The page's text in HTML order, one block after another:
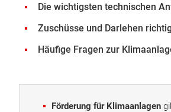
Die wichtigsten technischen
Zuschüsse und Darlehen
Häufige Fragen zur
Förderung für Klimaanlagen